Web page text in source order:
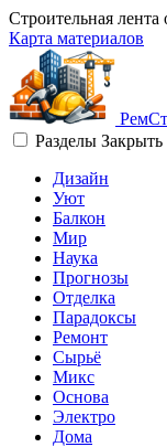
Строительная лента
Карта материалов
Рем
Разделы Закрыть
Дизайн
Уют
Балкон
Мир
Наука
Прогнозы
Отделка
Парадоксы
Ремонт
Сырьё
Микс
Основа
Электро
Дома